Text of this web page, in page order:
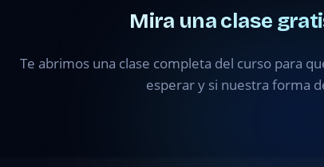
Mira una clase
Te abrimos una clase completa del curso para
esperar y si nuestra forma